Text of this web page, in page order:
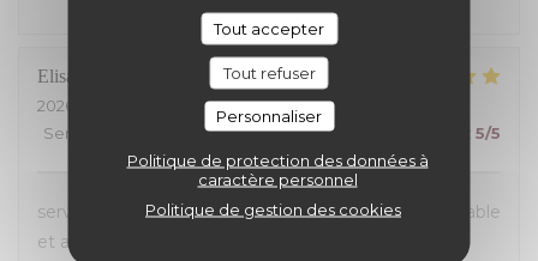
Tout accepter
Tout refuser
Personnaliser
Politique de protection des données à
caractère personnel
Politique de gestion des cookies
Elisabeth
2026-07-23
- 19:30 - Couverts 2
Service
Ambiance:5/5 Cuisine: 5/5
service toujours aussi sympa ! Saumon fumé inégalable
et ambiance très agréable ;Excellent rapport qualité